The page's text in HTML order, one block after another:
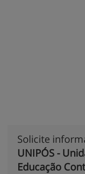
Solicite
UNIPÓS -
Educação